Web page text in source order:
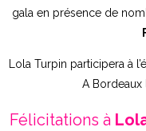
gala en présence de
Lola Turpin participera à
A Bordeaux
Félicitations à